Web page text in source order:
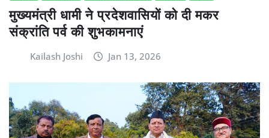
मुख्यमंत्री धामी ने प्रदेशवासियों को दी मकर
संक्रांति पर्व की शुभकामनाएं
Kailash Joshi Jan 13, 2026